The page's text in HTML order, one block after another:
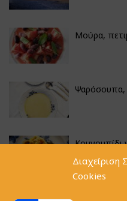
Διαχείριση
Cookies
Μούρα,
Ψαρόσουπα,
Κουνουπίδι